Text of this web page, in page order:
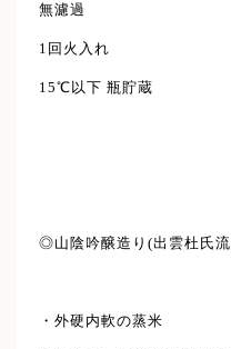
無濾過
1回火入れ
15℃以下 瓶貯蔵
◎山陰吟醸造り(出雲杜氏
・外硬内軟の蒸米